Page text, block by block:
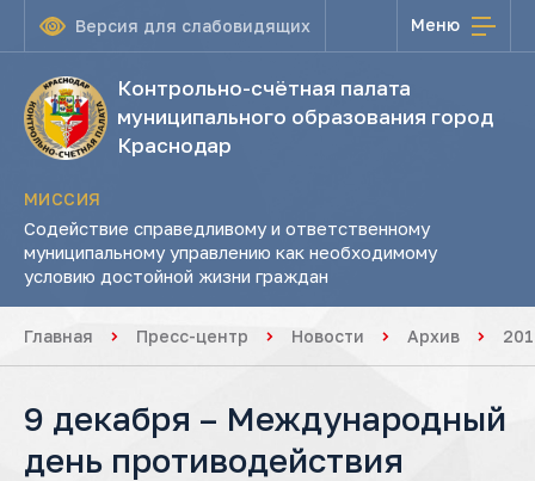
Версия для слабовидящих Меню
Контрольно-счётная палата
муниципального образования город
Краснодар
МИССИЯ
Содействие справедливому и ответственному
муниципальному управлению как необходимому
условию достойной жизни граждан
Главная Пресс-центр Новости Архив
9 декабря – Международный
день противодействия